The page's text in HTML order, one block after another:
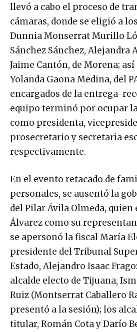
llevó a cabo el proceso de
cámaras, donde se eligió a
Dunnia Monserrat Murillo
Sánchez Sánchez, Alejandra
Jaime Cantón, de Morena;
Yolanda Gaona Medina, del
encargados de la entrega-
equipo terminó por ocupar
como presidenta,
prosecretario y secretaria
respectivamente.
En el evento retacado de
personales, se ausentó la
del Pilar Ávila Olmeda, quien
Álvarez como su
se apersonó la fiscal María
presidente del Tribunal
Estado, Alejandro Isaac
alcalde electo de Tijuana,
Ruiz (Montserrat Caballero
presentó a la sesión); los
titular, Román Cota y Darío